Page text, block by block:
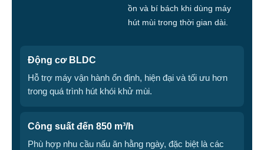
ồn và bí bách khi dùng máy
hút mùi trong thời gian dài.
Động cơ BLDC
Hỗ trợ máy vận hành ổn định, hiện đại và tối ưu hơn
trong quá trình hút khói khử mùi.
Công suất đến 850 m³/h
Phù hợp nhu cầu nấu ăn hằng ngày, đặc biệt là các